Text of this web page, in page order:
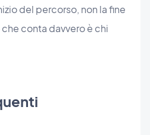
del percorso, non la fine
conta davvero è chi